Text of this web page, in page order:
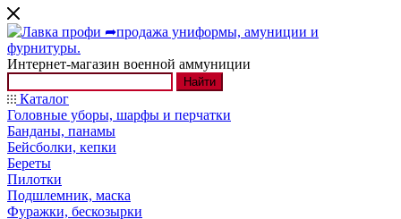
Интернет-магазин военной аммуниции
Найти
Каталог
Головные уборы, шарфы и перчатки
Банданы, панамы
Бейсболки, кепки
Береты
Пилотки
Подшлемник, маска
Фуражки, бескозырки